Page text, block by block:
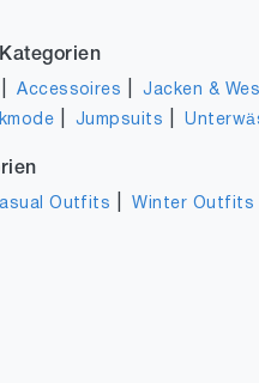
|Accessoires |Jacken &
|Jumpsuits |
Outfits |Winter Outfits